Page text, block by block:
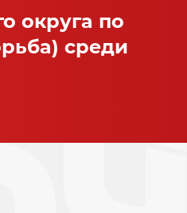
округа по
среди